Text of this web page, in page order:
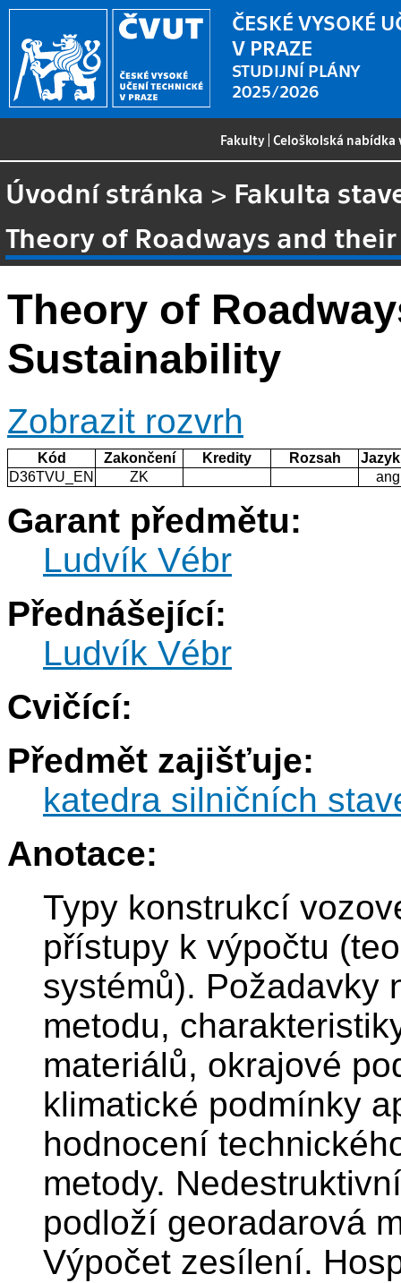
ČESKÉ VYSOKÉ
V PRAZE
STUDIJNÍ PLÁNY
2025/2026
Fakulty |Celoškolská
Úvodní stránka > Fakulta
Theory of Roadways and
Theory of
Sustainability
Zobrazit rozvrh
Kód Zakončení Kredity Rozsah
D36TVU_EN
ZK
Garant předmětu:
Ludvík Vébr
Přednášející:
Ludvík Vébr
Cvičící:
Předmět zajišťuje:
katedra silničních
Anotace:
Typy konstrukcí
přístupy k výpočtu
systémů). Požadavky
metodu,
materiálů, okrajové
klimatické podmínky
hodnocení
metody.
podloží georadarová
Výpočet zesílení.